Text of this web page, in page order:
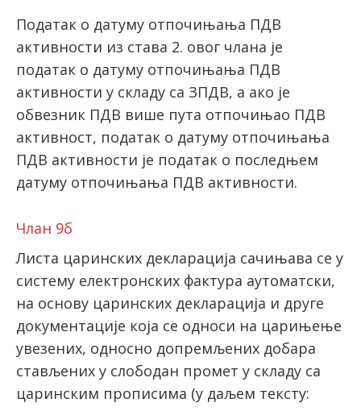
Податак о датуму отпочињања ПДВ
активности из става 2. овог члана је
податак о датуму отпочињања ПДВ
активности у складу са ЗПДВ, а ако је
обвезник ПДВ више пута отпочињао ПДВ
активност, податак о датуму отпочињања
ПДВ активности је податак о последњем
датуму отпочињања ПДВ активности.
Члан 9б
Листа царинских декларација сачињава се у
систему електронских фактура аутоматски,
на основу царинских декларација и друге
документације која се односи на царињење
увезених, односно допремљених добара
стављених у слободан промет у складу са
царинским прописима (у даљем тексту: